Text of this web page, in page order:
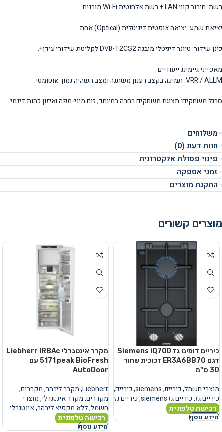
רשת: חיבור קווי LAN + רשת אלחוטית Wi-Fi מובנית.
יציאת שמע: יציאה אופטית דיגיטלית (Optical) אחת.
כונן שידור: טיונר דיגיטלי מובנה DVB-T2CS2 לקליטת שידורי עידן+.
מאפייני גיימינג ייעודיים
VRR / ALLM: תמיכה בקצב רענון משתנה ומצב השהיה נמוך אוטומטי.
סרגל משחקים: תצוגת משחקים רחבה במיוחד, זום מיני-מפה ואיזון כהות דינמי.
משלוחים
חוות דעת (0)
פינוי פסולת אלקטרונית
זמני אספקה
התקנת מוצרים
מוצרים קשורים
כיריים דומינו גז Siemens iQ700
דגם ER3A6BB70 זכוכית שחור
30 ס"מ
מוצרי חשמל,כיריים,
siemens
,כיריים,
כיריים גז,כיריים גז siemens ,כיריים גז
רכישה טלפונית
מידע נוסף
מקרר אינטגרלי Liebherr IRBAc
5171 peak BioFresh עם
AutoDoor
Liebherr
,מקרר ליבהר,מקררים,
מקררים,מקרר אינטגרלי,מוצרי
חשמל,ללא מקפיא ליבהר,אינטגרלי
רכישה טלפונית
מידע נוסף